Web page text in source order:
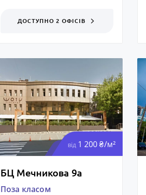
ДОСТУПНО 2 ОФІСІВ
від 1 200 ₴/м²
БЦ Мечникова 9а
Поза класом